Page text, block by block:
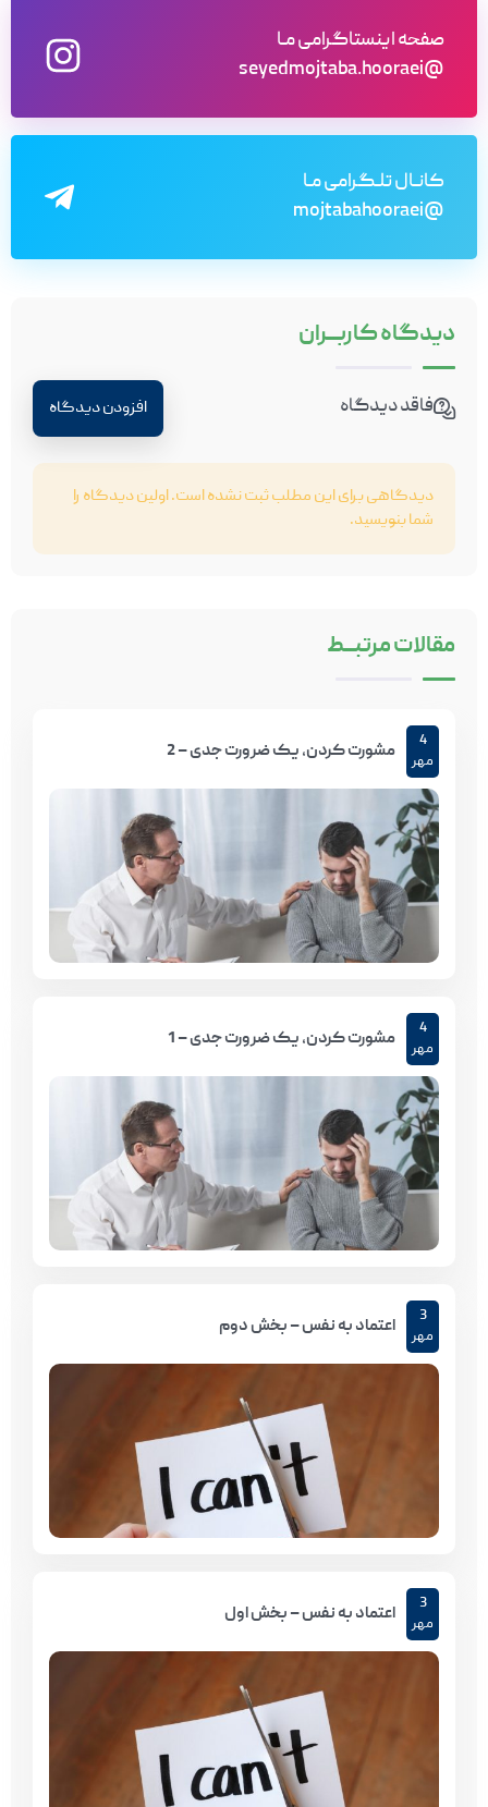
صفحه اینستاگرامی مـا
@seyedmojtaba.hooraei
کانـال تلـگرامی مـا
@mojtabahooraei
دیدگاهکاربـــران
فاقد دیدگاه افزودن دیدگاه
دیدگاهی برای این مطلب ثبت نشده است. اولین دیدگاه را
شما بنویسید.
مقالاتمرتبـــط
4
مهر
مشورت کردن، یک ضرورت جدی – 2
4
مهر
مشورت کردن، یک ضرورت جدی – 1
3
مهر
اعتماد به نفس – بخش دوم
3
مهر
اعتماد به نفس – بخش اول